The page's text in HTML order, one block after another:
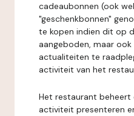
cadeaubonnen (ook
"geschenkbonnen"
te kopen indien dit op
aangeboden, maar
actualiteiten te
activiteit van het
Het restaurant beheert
activiteit presenteren